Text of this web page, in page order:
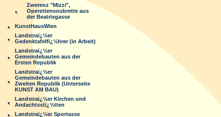
Zwerenz "Mizzi",
Operettensoubrette aus
der Beatrixgasse
KunstHausWien
Landstraï¿½er
Gedenktafelfï¿½hrer (in Arbeit)
Landstraï¿½er
Gemeindebauten aus der
Ersten Republik
Landstraï¿½er
Gemeindebauten aus der
Zweiten Republik (Unterseite
KUNST AM BAU)
Landstraï¿½er Kirchen und
Andachtsstï¿½tten
Landstraï¿½er Sportasse